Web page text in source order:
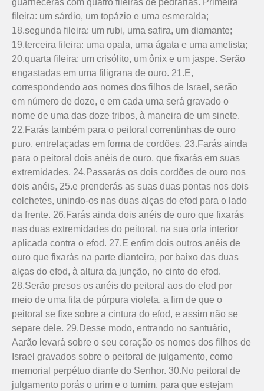
guarnecerás com quatro fileiras de pedrarias. Primeira
fileira: um sárdio, um topázio e uma esmeral­da;
18.segunda fileira: um rubi, uma safira, um diamante;
19.terceira fileira: uma opala, uma ágata e uma ametista;
20.quarta fileira: um crisólito, um ônix e um jaspe. Serão
engastadas em uma filigrana de ouro. 21.E,
correspondendo aos nomes dos filhos de Israel, serão
em número de doze, e em cada uma será gravado o
nome de uma das doze tribos, à maneira de um sinete.
22.Farás também para o peitoral correntinhas de ouro
puro, entrelaçadas em forma de cordões. 23.Farás ainda
para o peitoral dois anéis de ouro, que fixarás em suas
extremidades. 24.Passarás os dois cordões de ouro nos
dois anéis, 25.e prenderás as suas duas pontas nos dois
colchetes, unindo-os nas duas alças do efod para o lado
da frente. 26.Farás ainda dois anéis de ouro que fixarás
nas duas extremidades do peitoral, na sua orla interior
aplicada contra o efod. 27.E enfim dois outros anéis de
ouro que fixarás na parte dianteira, por baixo das duas
alças do efod, à altura da junção, no cinto do efod.
28.Serão presos os anéis do peitoral aos do efod por
meio de uma fita de púrpura violeta, a fim de que o
peitoral se fixe sobre a cintura do efod, e assim não se
separe dele. 29.Desse modo, entrando no santuário,
Aarão levará sobre o seu coração os nomes dos filhos de
Israel gravados sobre o peitoral de julgamento, como
memorial perpétuo diante do Senhor. 30.No peitoral de
julgamento porás o urim e o tumim, para que estejam